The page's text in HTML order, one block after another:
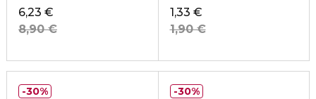
6,23 €
8,90 €
1,33 €
1,90 €
30% 30%